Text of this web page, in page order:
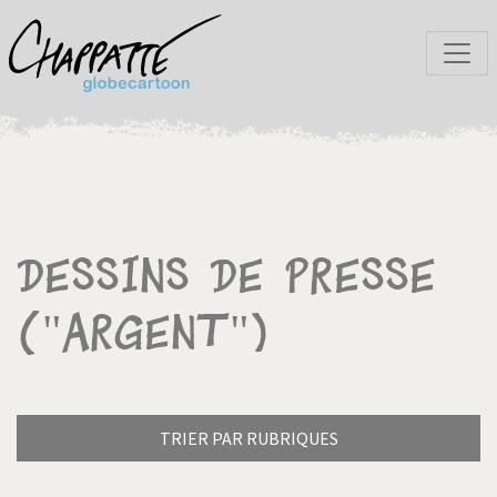
Dessins de presse
("Argent")
TRIER PAR RUBRIQUES